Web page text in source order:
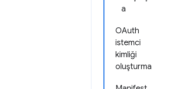
a
OAuth
istemci
kimliği
oluşturma